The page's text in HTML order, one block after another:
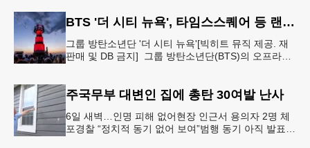
BTS '더 시티 뉴욕', 타임스스퀘어 등 랜드마크 빛냈다
그룹 방탄소년단 '더 시티 뉴욕'[빅히트 뮤직 제공. 재
판매 및 DB 금지] 그룹 방탄소년단(BTS)의 오프라인
주국무부 대변인 집에 총탄 30여발 난사
6일 새벽…인명 피해 없어현장 인근서 용의자 2명 체
포경찰 “정치적 동기 없어 보여”범행 동기 아직 발표